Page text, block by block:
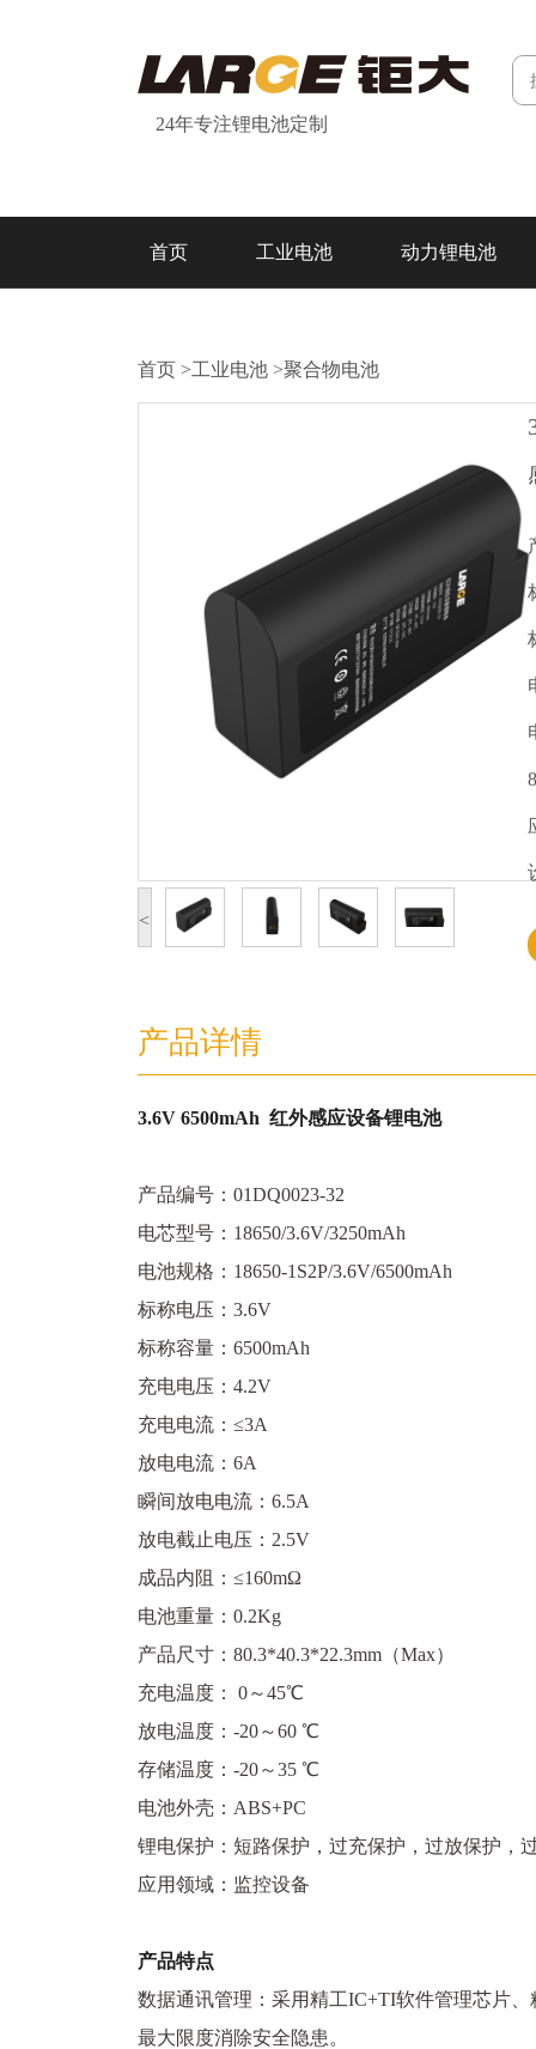
24年专注锂电池定制
首页 工业电池 动力锂电池
首页 >工业电池 >聚合物电池
<
产品详情
3.6V 6500mAh 红外感应设备锂电池
产品编号：01DQ0023-32
电芯型号：18650/3.6V/3250mAh
电池规格：18650-1S2P/3.6V/6500mAh
标称电压：3.6V
标称容量：6500mAh
充电电压：4.2V
充电电流：≤3A
放电电流：6A
瞬间放电电流：6.5A
放电截止电压：2.5V
成品内阻：≤160mΩ
电池重量：0.2Kg
产品尺寸：80.3*40.3*22.3mm（Max）
充电温度： 0～45℃
放电温度：-20～60 ℃
存储温度：-20～35 ℃
电池外壳：ABS+PC
锂电保护：短路保护，过充保护，过放保护，
应用领域：监控设备
产品特点
数据通讯管理：采用精工IC+TI软件管理芯片
最大限度消除安全隐患。